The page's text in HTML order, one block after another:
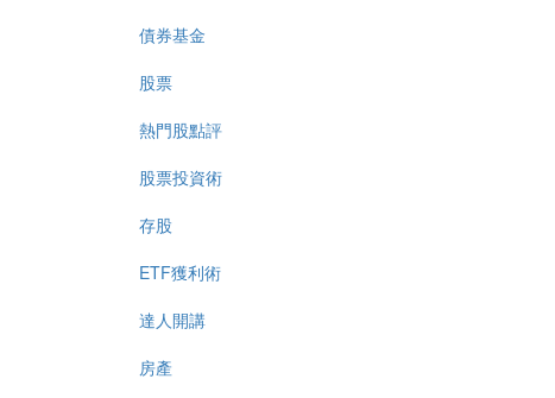
債券基金
股票
熱門股點評
股票投資術
存股
ETF獲利術
達人開講
房產